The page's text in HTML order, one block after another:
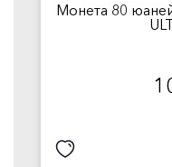
Монета 80